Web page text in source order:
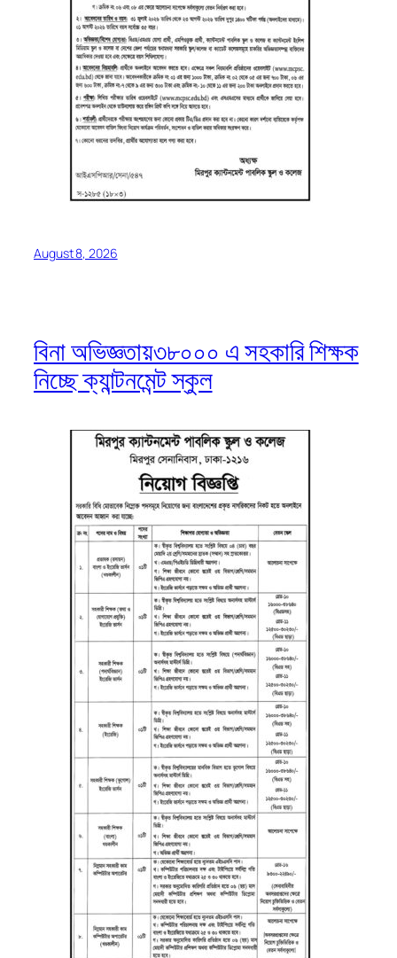
August 8, 2026
বিনা অভিজ্ঞতায়৩৮০০০ এ সহকারি শিক্ষক
নিচ্ছে ক্যান্টনমেন্ট স্কুল